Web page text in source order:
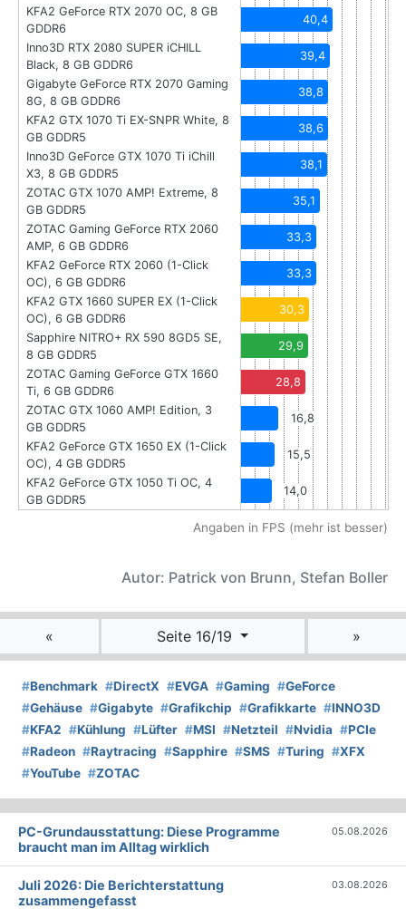
KFA2 GeForce RTX 2070 OC, 8 GB
GDDR6
40,4
Inno3D RTX 2080 SUPER iCHILL
Black, 8 GB GDDR6
39,4
Gigabyte GeForce RTX 2070 Gaming
8G, 8 GB GDDR6
38,8
KFA2 GTX 1070 Ti EX-SNPR White, 8
GB GDDR5
38,6
Inno3D GeForce GTX 1070 Ti iChill
X3, 8 GB GDDR5
38,1
ZOTAC GTX 1070 AMP! Extreme, 8
GB GDDR5
35,1
ZOTAC Gaming GeForce RTX 2060
AMP, 6 GB GDDR6
33,3
KFA2 GeForce RTX 2060 (1-Click
OC), 6 GB GDDR6
33,3
KFA2 GTX 1660 SUPER EX (1-Click
OC), 6 GB GDDR6
30,3
Sapphire NITRO+ RX 590 8GD5 SE,
8 GB GDDR5
29,9
ZOTAC Gaming GeForce GTX 1660
Ti, 6 GB GDDR6
28,8
ZOTAC GTX 1060 AMP! Edition, 3
GB GDDR5
16,8
KFA2 GeForce GTX 1650 EX (1-Click
OC), 4 GB GDDR5
15,5
KFA2 GeForce GTX 1050 Ti OC, 4
GB GDDR5
14,0
Angaben in FPS (mehr ist besser)
Autor: Patrick von Brunn, Stefan Boller
« Seite 16/19 »
#Benchmark #DirectX #EVGA #Gaming #GeForce
#Gehäuse #Gigabyte #Grafikchip #Grafikkarte #INNO3D
#KFA2 #Kühlung #Lüfter #MSI #Netzteil #Nvidia #PCIe
#Radeon #Raytracing #Sapphire #SMS #Turing #XFX
#YouTube #ZOTAC
PC-Grundausstattung: Diese Programme
braucht man im Alltag wirklich
05.08.2026
Juli 2026: Die Bericht­erstattung
zusammengefasst
03.08.2026